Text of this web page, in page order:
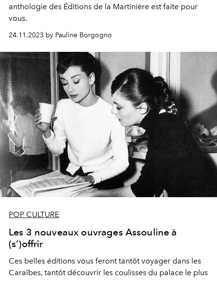
anthologie des Éditions de la Martinière est faite pour
vous.
24.11.2023 by Pauline Borgogno
POP CULTURE
Les 3 nouveaux ouvrages Assouline à
(s’)offrir
Ces belles éditions vous feront tantôt voyager dans les
Caraïbes, tantôt découvrir les coulisses du palace le plus